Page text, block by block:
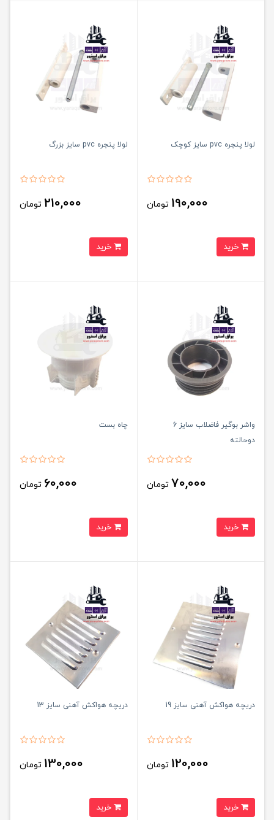
لولا پنجره pvc سایز کوچک
190,000 تومان
لولا پنجره pvc سایز بزرگ
210,000 تومان
واشر بوگیر فاضلاب سایز 6
دوحالته
70,000 تومان
چاه بست
60,000 تومان
دریچه هواکش آهنی سایز 19
120,000 تومان
دریچه هواکش آهنی سایز 13
130,000 تومان